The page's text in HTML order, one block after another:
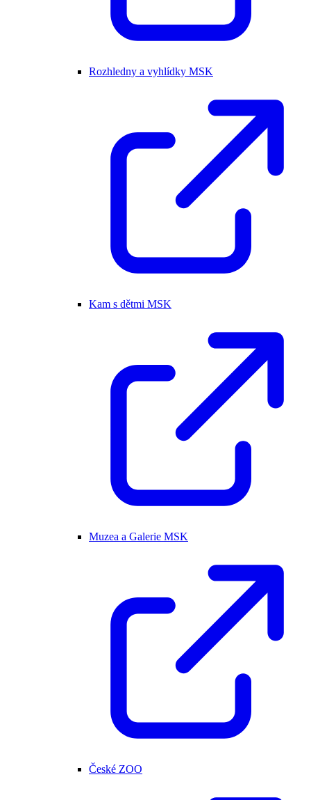
Rozhledny a vyhlídky MSK
Kam s dětmi MSK
Muzea a Galerie MSK
České ZOO